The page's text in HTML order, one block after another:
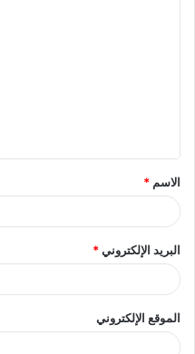
ق
الاسم *
البريد الإلكتروني*
الموقع الإلكتروني